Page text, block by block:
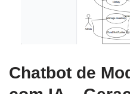
Chatbot de